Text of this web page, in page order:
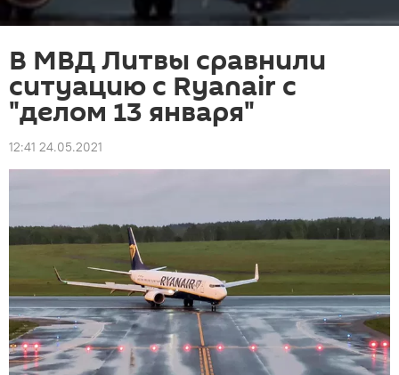
В МВД Литвы сравнили
ситуацию с Ryanair с
"делом 13 января"
12:41 24.05.2021